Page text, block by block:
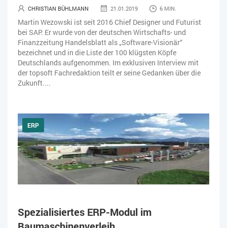
CHRISTIAN BÜHLMANN 21.01.2019 6 MIN.
Martin Wezowski ist seit 2016 Chief Designer und Futurist
bei SAP. Er wurde von der deutschen Wirtschafts- und
Finanzzeitung Handelsblatt als „Software-Visionär“
bezeichnet und in die Liste der 100 klügsten Köpfe
Deutschlands aufgenommen. Im exklusiven Interview mit
der topsoft Fachredaktion teilt er seine Gedanken über die
Zukunft....
ERP
Spezialisiertes ERP-Modul im